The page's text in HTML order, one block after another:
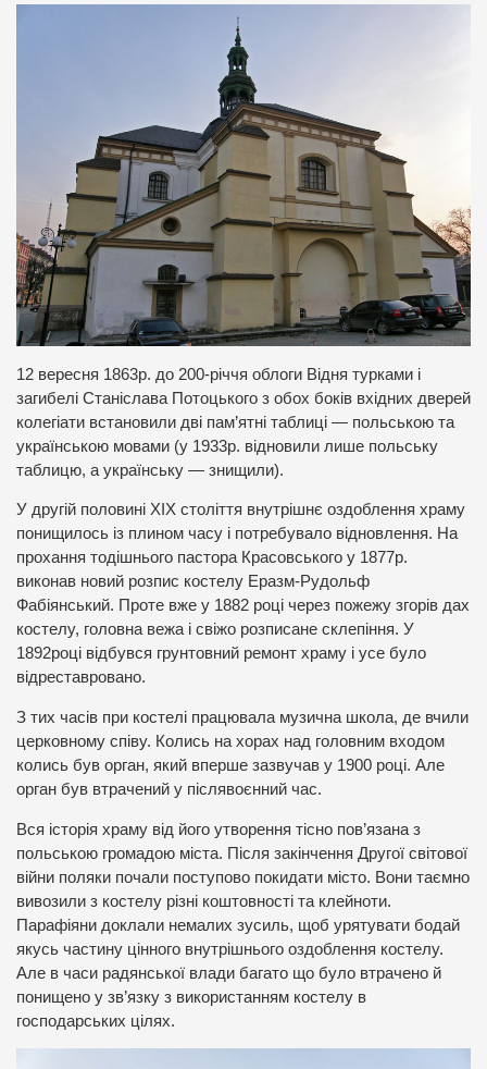
12 вересня 1863р. до 200-річчя облоги Відня турками і
загибелі Станіслава Потоцького з обох боків вхідних дверей
колегіати встановили дві пам’ятні таблиці — польською та
українською мовами (у 1933р. відновили лише польську
таблицю, а українську — знищили).
У другій половині XIX століття внутрішнє оздоблення храму
понищилось із плином часу і потребувало відновлення. На
прохання тодішнього пастора Красовського у 1877р.
виконав новий розпис костелу Еразм-Рудольф
Фабіянський. Проте вже у 1882 році через пожежу згорів дах
костелу, головна вежа і свіжо розписане склепіння. У
1892році відбувся грунтовний ремонт храму і усе було
відреставровано.
З тих часів при костелі працювала музична школа, де вчили
церковному співу. Колись на хорах над головним входом
колись був орган, який вперше зазвучав у 1900 році. Але
орган був втрачений у післявоєнний час.
Вся історія храму від його утворення тісно пов’язана з
польською громадою міста. Після закінчення Другої світової
війни поляки почали поступово покидати місто. Вони таємно
вивозили з костелу різні коштовності та клейноти.
Парафіяни доклали немалих зусиль, щоб урятувати бодай
якусь частину цінного внутрішнього оздоблення костелу.
Але в часи радянської влади багато що було втрачено й
понищено у зв’язку з використанням костелу в
господарських цілях.